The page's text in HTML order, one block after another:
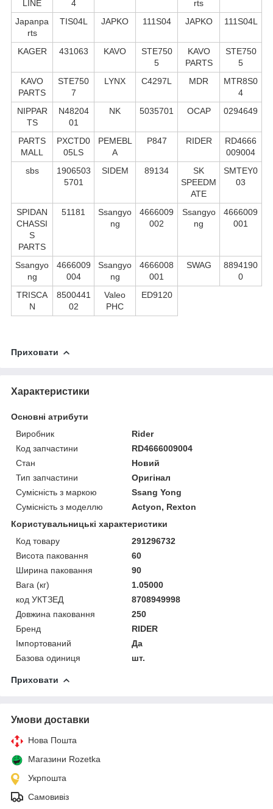
LINE 4
rts
Japanpa
rts
TIS04L JAPKO 111S04 JAPKO 111S04L
KAGER 431063 KAVO
STE750
5
KAVO
PARTS
STE750
5
KAVO
PARTS
STE750
7
LYNX C4297L MDR
MTR8S0
4
NIPPAR
TS
N48204
01
NK 5035701 OCAP 0294649
PARTS
MALL
PXCTD0
05LS
PEMEBL
A
P847 RIDER
RD4666
009004
sbs
1906503
5701
SIDEM 89134
SK
SPEEDM
ATE
SMTEY0
03
SPIDAN
CHASSI
S
PARTS
51181
Ssangyo
ng
4666009
002
Ssangyo
ng
4666009
001
Ssangyo
ng
4666009
004
Ssangyo
ng
4666008
001
SWAG
8894190
0
TRISCA
N
8500441
02
Valeo
PHC
ED9120
Приховати
Характеристики
Основні атрибути
Виробник
Rider
Код запчастини
RD4666009004
Стан
Новий
Тип запчастини
Оригінал
Сумісність з маркою
Ssang Yong
Сумісність з моделлю
Actyon, Rexton
Користувальницькі характеристики
Код товару
291296732
Висота паковання
60
Ширина паковання
90
Вага (кг)
1.05000
код УКТЗЕД
8708949998
Довжина паковання
250
Бренд
RIDER
Імпортований
Да
Базова одиниця
шт.
Приховати
Умови доставки
Нова Пошта
Магазини Rozetka
Укрпошта
Самовивіз